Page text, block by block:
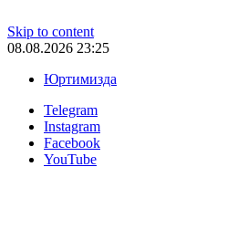
Skip to content
08.08.2026 23:25
Юртимизда
Telegram
Instagram
Facebook
YouTube